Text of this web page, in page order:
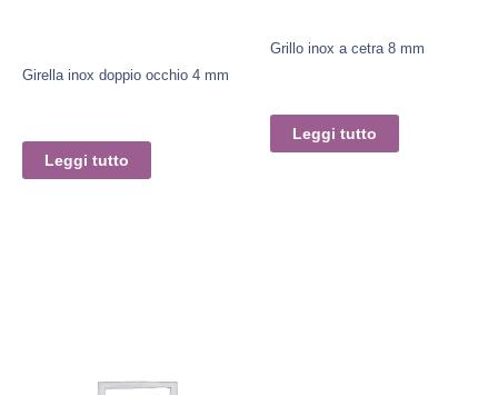
Girella inox doppio occhio 4 mm
Leggi tutto
Grillo inox a cetra 8 mm
Leggi tutto